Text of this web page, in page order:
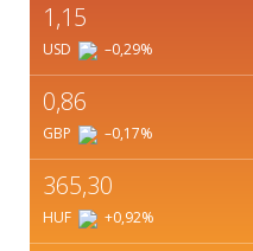
1,15
USD –0,29%
0,86
GBP –0,17%
365,30
HUF +0,92%